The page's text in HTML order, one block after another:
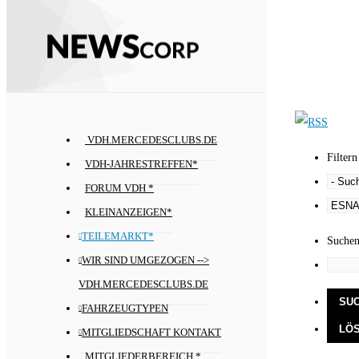
VDH.MERCEDESCLUBS.DE
VDH-JAHRESTREFFEN*
FORUM VDH *
KLEINANZEIGEN*
TEILEMARKT*
WIR SIND UMGEZOGEN -->
VDH.MERCEDESCLUBS.DE
FAHRZEUGTYPEN
MITGLIEDSCHAFT KONTAKT
MITGLIEDERBEREICH *
Filtern
Suchen